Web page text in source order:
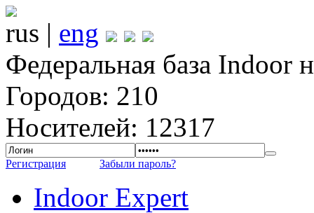
rus | eng
Федеральная база Indoor
Городов: 210
Носителей: 12317
Регистрация Забыли пароль?
Indoor Expert